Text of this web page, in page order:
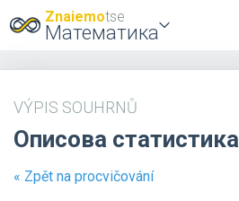
Znaiemotse
Математика
VÝPIS SOUHRNŮ
Описова статистика
« Zpět na procvičování